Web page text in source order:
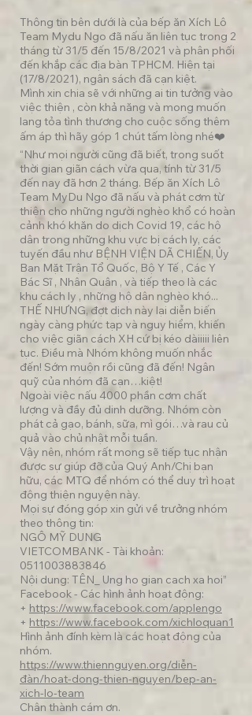
Thông tin bên dưới là của bếp ăn Xích Lô
Team Mydu Ngo đã nấu ăn liên tục trong 2
tháng từ 31/5 đến 15/8/2021 và phân phối
đến khắp các địa bàn TPHCM. Hiện tại
(17/8/2021), ngân sách đã cạn kiệt.
Mình xin chia sẽ với những ai tin tưởng vào
việc thiện , còn khả năng và mong muốn
lang tỏa tình thương cho cuộc sống thêm
ấm áp thì hãy góp 1 chút tấm lòng nhé❤️
“Như mọi người cũng đã biết, trong suốt
thời gian giãn cách vừa qua, tính từ 31/5
đến nay đã hơn 2 tháng. Bếp ăn Xích Lô
Team MyDu Ngo đã nấu và phát cơm từ
thiện cho những người nghèo khổ có hoàn
cảnh khó khăn do dịch Covid 19, các hộ
dân trong những khu vực bị cách ly, các
tuyến đầu như BỆNH VIỆN DÃ CHIẾN, Ủy
Ban Mặt Trận Tổ Quốc, Bộ Y Tế , Các Y
Bác Sĩ , Nhân Quân , và tiếp theo là các
khu cách ly , những hộ dân nghèo khó...
THẾ NHƯNG, đợt dịch này lại diễn biến
ngày càng phức tạp và nguy hiểm, khiến
cho việc giãn cách XH cứ bị kéo dàiiiii liên
tục. Điều mà Nhóm không muốn nhắc
đến! Sớm muộn rồi cũng đã đến! Ngân
quỹ của nhóm đã cạn…kiệt!
Ngoài việc nấu 4000 phần cơm chất
lượng và đầy đủ dinh dưỡng. Nhóm còn
phát cả gạo, bánh, sữa, mì gói…và rau củ
quả vào chủ nhật mỗi tuần.
Vậy nên, nhóm rất mong sẽ tiếp tục nhận
được sự giúp đỡ của Quý Anh/Chị bạn
hữu, các MTQ để nhóm có thể duy trì hoạt
động thiện nguyện này.
Mọi sự đóng góp xin gửi về trưởng nhóm
theo thông tin:
NGÔ MỸ DUNG
VIETCOMBANK - Tài khoản:
0511003883846
Nội dung: TÊN_ Ung ho gian cach xa hoi”
Facebook - Các hình ảnh hoạt động:
+ https://www.facebook.com/applengo
+ https://www.facebook.com/xichloquan1
Hình ảnh đính kèm là các hoạt động của
nhóm.
https://www.thiennguyen.org/diễn-
đàn/hoat-dong-thien-nguyen/bep-an-
xich-lo-team
Chân thành cám ơn.